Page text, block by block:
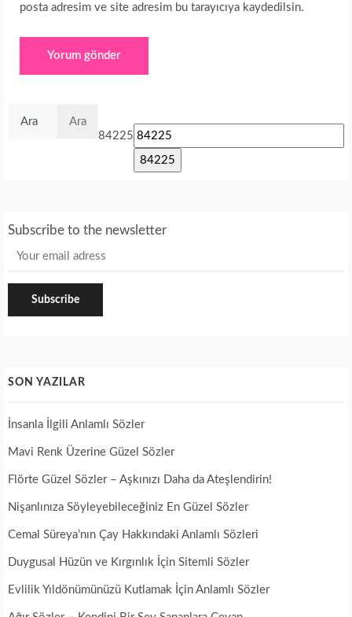
posta adresim ve site adresim bu tarayıcıya kaydedilsin.
84225
Subscribe to the newsletter
SON YAZILAR
İnsanla İlgili Anlamlı Sözler
Mavi Renk Üzerine Güzel Sözler
Flörte Güzel Sözler – Aşkınızı Daha da Ateşlendirin!
Nişanlınıza Söyleyebileceğiniz En Güzel Sözler
Cemal Süreya’nın Çay Hakkındaki Anlamlı Sözleri
Duygusal Hüzün ve Kırgınlık İçin Sitemli Sözler
Evlilik Yıldönümünüzü Kutlamak İçin Anlamlı Sözler